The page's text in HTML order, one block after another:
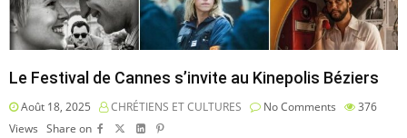
Le Festival de Cannes s’invite au Kinepolis Béziers
Août 18, 2025 CHRÉTIENS ET CULTURES No Comments
376
Views Share on